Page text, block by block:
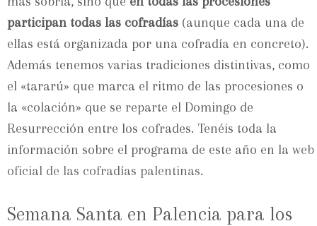
participan todas las cofradías (aunque cada una de
ellas está organizada por una cofradía en concreto).
Además tenemos varias tradiciones distintivas, como
el «tararú» que marca el ritmo de las procesiones o
la «colación» que se reparte el Domingo de
Resurrección entre los cofrades. Tenéis toda la
información sobre el programa de este año en la web
oficial de las cofradías palentinas.
Semana Santa en Palencia para los